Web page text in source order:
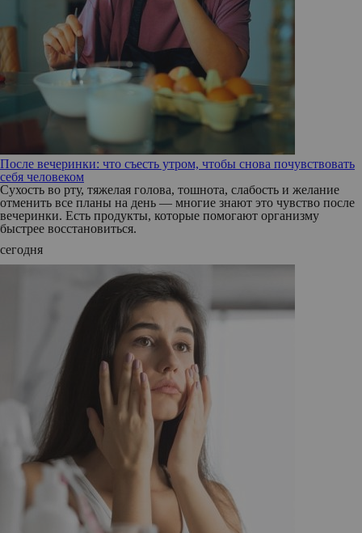
После вечеринки: что съесть утром, чтобы снова почувствовать
себя человеком
Сухость во рту, тяжелая голова, тошнота, слабость и желание
отменить все планы на день — многие знают это чувство после
вечеринки. Есть продукты, которые помогают организму
быстрее восстановиться.
сегодня